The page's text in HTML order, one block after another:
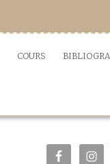
COURS